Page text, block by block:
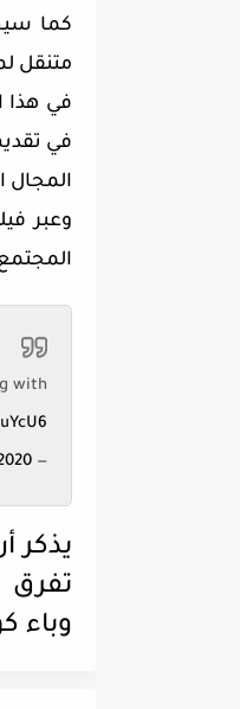
كما
متنقل
في هذا
في
المجال
وعبر
with
— Douglas Herman (@dfherman)
يذكر
تفرق
وباء كوفيد-19 وحدوث